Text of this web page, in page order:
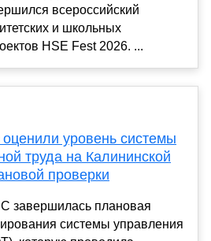
всероссийский
и школьных
HSE Fest 2026. ...
уровень системы
труда на Калининской
проверки
завершилась плановая
системы управления